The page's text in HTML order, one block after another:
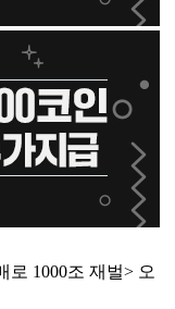
로 1000조 재벌> 오